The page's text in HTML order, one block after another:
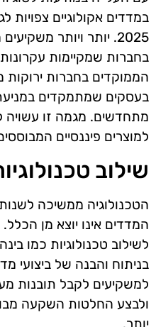
במדדים אקולוגיים צפויות
2025. יותר ויותר
בחברות שמקיימות
הממוקדים בחברות
בעסקים שמתמקדים
מתחדשים. מגמה זו עשויה
למוצרים פיננסיים
שילוב
הטכנולוגיה ממשיכה
לשילוב טכנולוגיות כמו
בניתוח והבנה של ביצועי
למשקיעים לקבל תובנות
ולבצע החלטות השקעה